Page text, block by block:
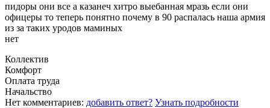
пидоры они все а казанеч хитро выебанная мразь если они
офицеры то теперь понятно почему в 90 распалась наша армия
из за таких уродов маминых
нет
Коллектив
Комфорт
Оплата труда
Начальство
Нет комментариев: добавить ответ? Узнать подробности